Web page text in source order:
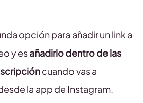
opción para añadir un link a
y esañadirlo dentro de las
cuando vas a
la app de Instagram.